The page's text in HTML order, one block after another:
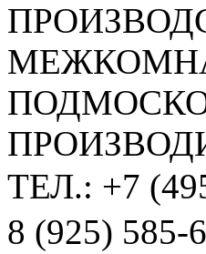
ТЕЛ.: +7
8 (925) 585-